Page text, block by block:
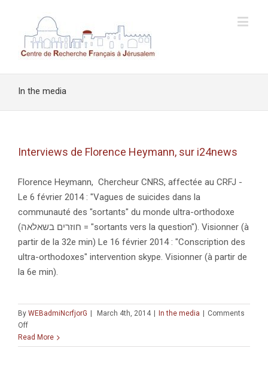
In the media
Interviews de Florence Heymann, sur i24news
Florence Heymann, Chercheur CNRS, affectée au CRFJ -
Le 6 février 2014 : "Vagues de suicides dans la
communauté des "sortants" du monde ultra-orthodoxe
(חוזרים בשאלאה = "sortants vers la question"). Visionner (à
partir de la 32e min) Le 16 février 2014 : "Conscription des
ultra-orthodoxes" intervention skype. Visionner (à partir de
la 6e min).
By WEBadmiNcrfjorG March 4th, 2014 In the media
Comments
Offon
Interviews
de
Read More